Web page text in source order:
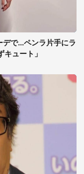
で...ペンラ片手にラ
ュート」